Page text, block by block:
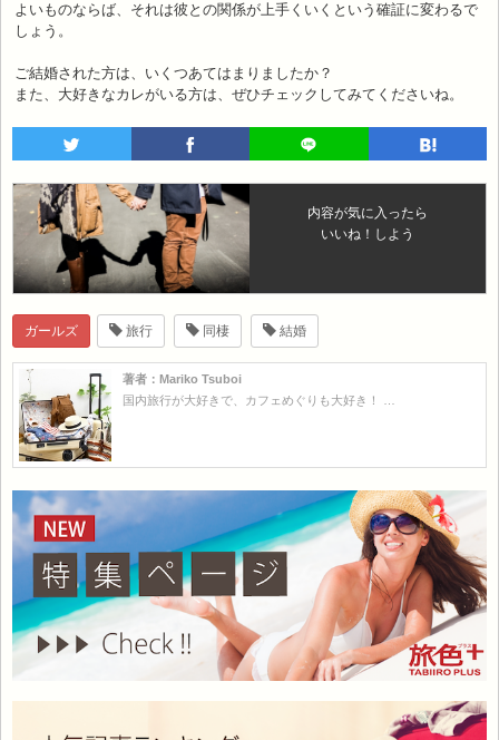
よいものならば、それは彼との関係が上手くいくという確証に変わるで
しょう。
ご結婚された方は、いくつあてはまりましたか？
また、大好きなカレがいる方は、ぜひチェックしてみてくださいね。
内容が気に入ったら
いいね！しよう
ガールズ 旅行 同棲 結婚
著者：Mariko Tsuboi
国内旅行が大好きで、カフェめぐりも大好き！ …